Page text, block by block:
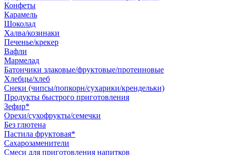
Конфеты
Карамель
Шоколад
Халва/козинаки
Печенье/крекер
Вафли
Мармелад
Батончики злаковые/фруктовые/протеиновые
Хлебцы/хлеб
Снеки (чипсы/попкорн/сухарики/крендельки)
Продукты быстрого приготовления
Зефир*
Орехи/сухофрукты/семечки
Без глютена
Пастила фруктовая*
Сахарозаменители
Смеси для приготовления напитков